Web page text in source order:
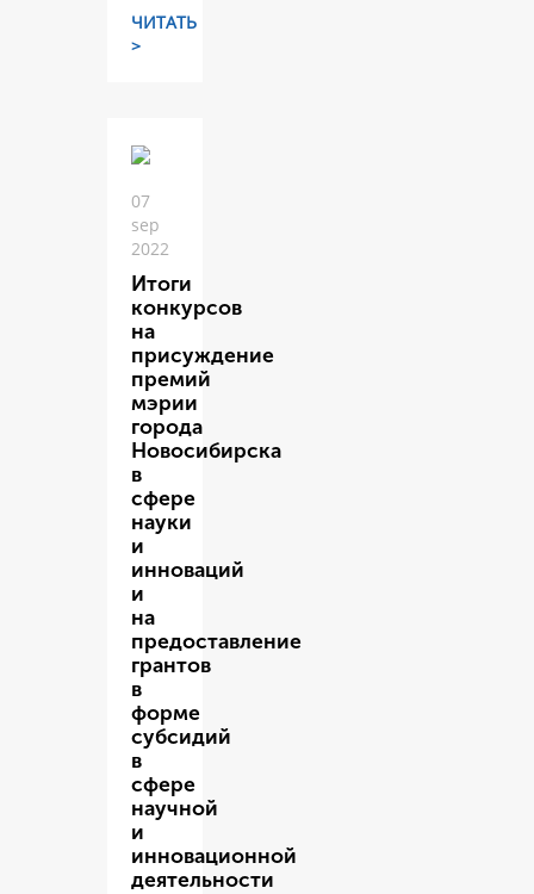
ЧИТАТЬ
>
07
sep
2022
Итоги
конкурсов
на
присуждение
премий
мэрии
города
Новосибирска
в
сфере
науки
и
инноваций
и
на
предоставление
грантов
в
форме
субсидий
в
сфере
научной
и
инновационной
деятельности